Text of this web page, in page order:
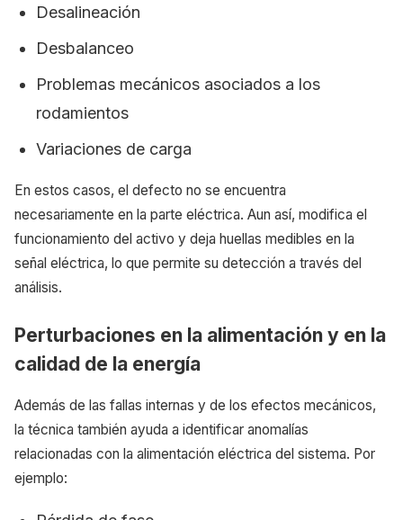
Desalineación
Desbalanceo
Problemas mecánicos asociados a los
rodamientos
Variaciones de carga
En estos casos, el defecto no se encuentra
necesariamente en la parte eléctrica. Aun así, modifica el
funcionamiento del activo y deja huellas medibles en la
señal eléctrica, lo que permite su detección a través del
análisis.
Perturbaciones en la alimentación y en la
calidad de la energía
Además de las fallas internas y de los efectos mecánicos,
la técnica también ayuda a identificar anomalías
relacionadas con la alimentación eléctrica del sistema. Por
ejemplo: